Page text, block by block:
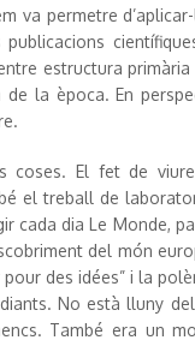
va permetre
estructura
la època. En
coses. El fet de
el treball de
cada dia Le Monde,
del món
des idées” i la
No està lluny
També era un